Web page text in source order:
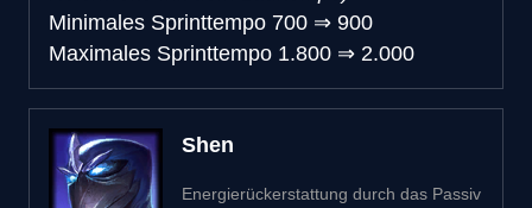
Minimales Sprinttempo 700 ⇒ 900
Maximales Sprinttempo 1.800 ⇒ 2.000
Shen
Energierückerstattung durch das Passiv